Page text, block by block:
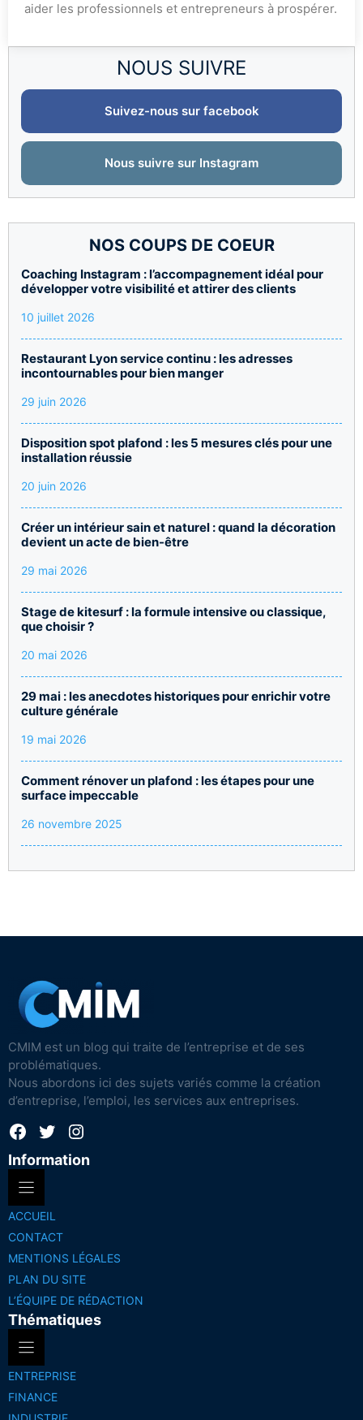
NOUS SUIVRE
Suivez-nous sur facebook
Nous suivre sur Instagram
NOS COUPS DE COEUR
Coaching Instagram : l’accompagnement idéal pour
développer votre visibilité et attirer des clients
10 juillet 2026
Restaurant Lyon service continu : les adresses
incontournables pour bien manger
29 juin 2026
Disposition spot plafond : les 5 mesures clés pour une
installation réussie
20 juin 2026
Créer un intérieur sain et naturel : quand la décoration
devient un acte de bien-être
29 mai 2026
Stage de kitesurf : la formule intensive ou classique,
que choisir ?
20 mai 2026
29 mai : les anecdotes historiques pour enrichir votre
culture générale
19 mai 2026
Comment rénover un plafond : les étapes pour une
surface impeccable
26 novembre 2025
aider les professionnels et entrepreneurs à prospérer.
CMIM est un blog qui traite de l’entreprise et de ses
problématiques.
Nous abordons ici des sujets variés comme la création
d’entreprise, l’emploi, les services aux entreprises.
Facebook
TwitterInstagram
Information
ACCUEIL
CONTACT
MENTIONS LÉGALES
PLAN DU SITE
L’ÉQUIPE DE RÉDACTION
Thématiques
ENTREPRISE
FINANCE